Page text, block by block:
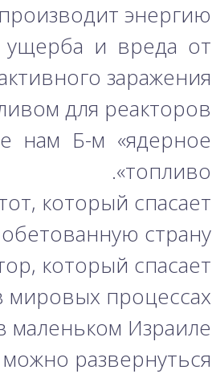
энергию.
и вреда от
заражения.
для реакторов.
нам Б-м «ядерное
топливо».
который спасает.
страну.
который спасает.
процессах?!
Израиле!
развернуться!